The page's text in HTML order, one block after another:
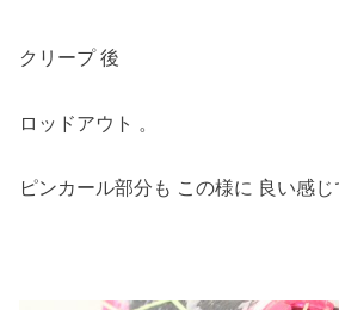
クリープ 後
ロッドアウト 。
ピンカール部分も この様に 良い感じ